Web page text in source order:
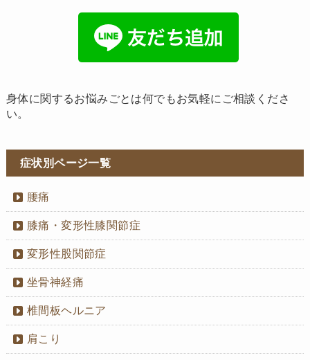
身体に関するお悩みごとは何でもお気軽にご相談くださ
い。
症状別ページ一覧
腰痛
膝痛・変形性膝関節症
変形性股関節症
坐骨神経痛
椎間板ヘルニア
肩こり